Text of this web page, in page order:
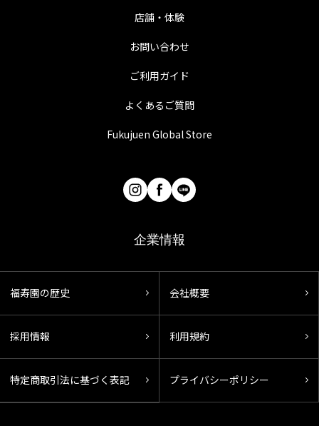
店舗・体験
お問い合わせ
ご利用ガイド
よくあるご質問
Fukujuen Global Store
企業情報
福寿園の歴史 会社概要
採用情報 利用規約
特定商取引法に基づく表記 プライバシーポリシー